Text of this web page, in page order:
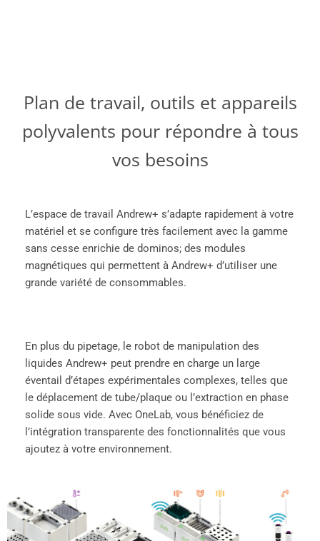
Plan de travail, outils et appareils
polyvalents pour répondre à tous
vos besoins
L’espace de travail Andrew+ s’adapte rapidement à votre
matériel et se configure très facilement avec la gamme
sans cesse enrichie de dominos; des modules
magnétiques qui permettent à Andrew+ d’utiliser une
grande variété de consommables.
En plus du pipetage, le robot de manipulation des
liquides Andrew+ peut prendre en charge un large
éventail d’étapes expérimentales complexes, telles que
le déplacement de tube/plaque ou l’extraction en phase
solide sous vide. Avec OneLab, vous bénéficiez de
l’intégration transparente des fonctionnalités que vous
ajoutez à votre environnement.